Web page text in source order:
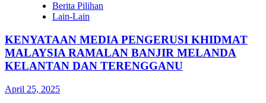
Berita Pilihan
Lain-Lain
KENYATAAN MEDIA PENGERUSI KHIDMAT
MALAYSIA RAMALAN BANJIR MELANDA
KELANTAN DAN TERENGGANU
April 25, 2025